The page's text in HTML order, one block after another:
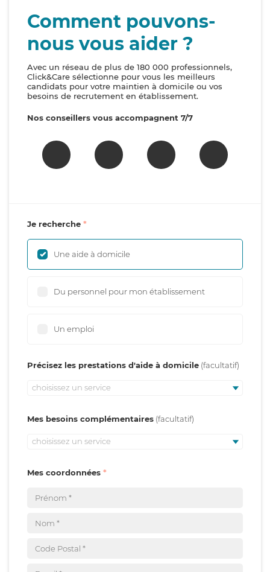
Comment pouvons-
nous vous aider ?
Avec un réseau de plus de 180 000 professionnels,
Click&Care sélectionne pour vous les meilleurs
candidats pour votre maintien à domicile ou vos
besoins de recrutement en établissement.
Nos conseillers vous accompagnent 7/7
Je recherche
Une aide à domicile
Du personnel pour mon établissement
Un emploi
Précisez les prestations d'aide à domicile
choisissez un service
Mes besoins complémentaires
choisissez un service
Mes coordonnées